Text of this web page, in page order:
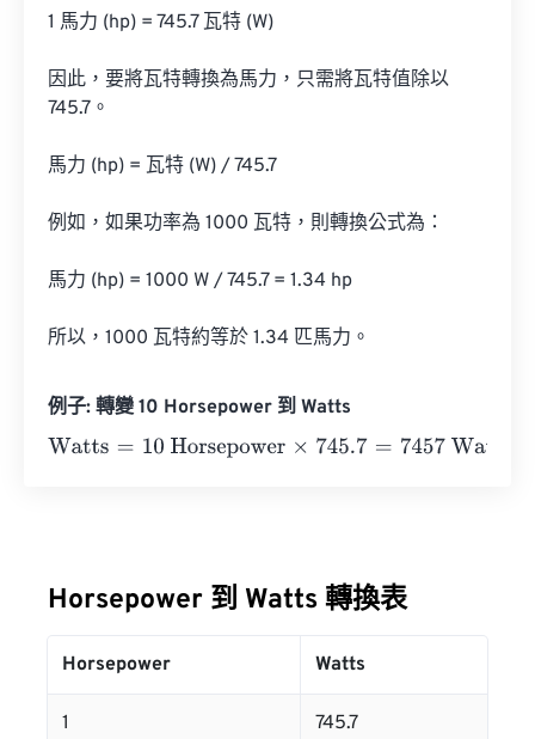
1 馬力 (hp) = 745.7 瓦特 (W)
因此，要將瓦特轉換為馬力，只需將瓦特值除以
745.7。
馬力 (hp) = 瓦特 (W) / 745.7
例如，如果功率為 1000 瓦特，則轉換公式為：
馬力 (hp) = 1000 W / 745.7 = 1.34 hp
所以，1000 瓦特約等於 1.34 匹馬力。
例子: 轉變 10 Horsepower 到 Watts
Watts= 10 Horsepower×745.7 =7457 Watts
Horsepower 到 Watts 轉換表
Horsepower Watts
1 745.7